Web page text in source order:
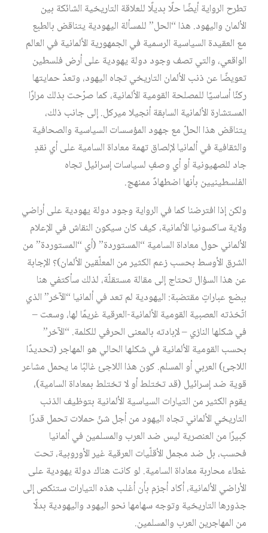
تطرح الرواية أيضًا حلًا بديلًا للعلاقة التاريخية الشائكة بين
الألمان واليهود. هذا “الحل” للمسألة اليهودية يتناقض بالطبع
مع العقيدة السياسية الرسمية في الجمهورية الألمانية في العالم
الواقعي، والتي تصف وجود دولة يهودية على أرض فلسطين
تعويضًا عن ذنب الألمان التاريخي تجاه اليهود، وتعدّ حمايتها
ركنًا أساسيًا للمصلحة القومية الألمانية، كما صرّحت بذلك مرارًا
المستشارة الألمانية السابقة أنجيلا ميركل. إلى جانب ذلك،
يتناقض هذا الحلّ مع جهود المؤسسات السياسية والصحافية
والثقافية في ألمانيا لإلصاق تهمة معاداة السامية على أي نقدٍ
جاد للصهيونية أو أي وصفٍ لسياسات إسرائيل تجاه
الفلسطينيين بأنها اضطهادٌ ممنهج.
ولكن إذا افترضنا كما في الرواية وجود دولة يهودية على أراضي
ولاية ساكسونيا الألمانية، كيف كان سيكون النقاش في الإعلام
الألماني حول معاداة السامية “المستوردة” (أي “المستوردة” من
الشرق الأوسط بحسب زعم الكثير من المعلّقين الألمان)؟ الإجابة
عن هذا السؤال تحتاج إلى مقالة مستقلّة، لذلك سأكتفي هنا
ببضع عباراتٍ مقتضبة: اليهودية لم تعد في ألمانيا “الآخر” الذي
اتّخذته العصبية القومية الألمانية-العرقية غريمًا لها، وسعت –
في شكلها النازي – لإبادته بالمعنى الحرفي للكلمة. “الآخر”
بحسب القومية الألمانية في شكلها الحالي هو المهاجر (تحديدًا
اللاجئ) العربي أو المسلم. كون هذا اللاجئ غالبًا ما يحمل مشاعر
قوية ضد إسرائيل (قد تختلط أو لا تختلط بمعاداة السامية)،
يقوم الكثير من التيارات السياسية الألمانية بتوظيف الذنب
التاريخي الألماني تجاه اليهود من أجل شنّ حملات تحمل قدرًا
كبيرًا من العنصرية ليس ضد العرب والمسلمين في ألمانيا
فحسب، بل ضد مجمل الأقلّيات العرقية غير الأوروبية، تحت
غطاء محاربة معاداة السامية. لو كانت هناك دولة يهودية على
الأراضي الألمانية، أكاد أجزم بأن أغلب هذه التيارات ستنكص إلى
جذورها التاريخية وتوجه سهامها نحو اليهود واليهودية بدلًا
من المهاجرين العرب والمسلمين.